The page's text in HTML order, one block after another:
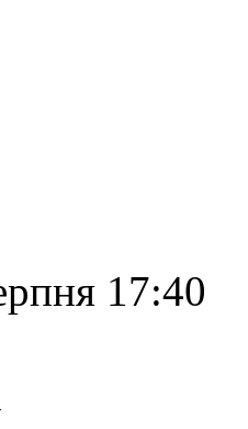
17:40